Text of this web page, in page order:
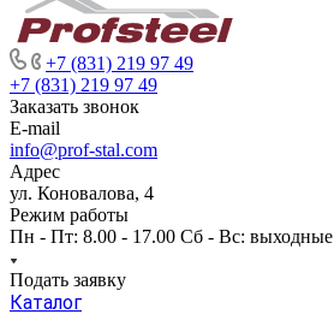
+7 (831) 219 97 49
+7 (831) 219 97 49
Заказать звонок
E-mail
info@prof-stal.com
Адрес
ул. Коновалова, 4
Режим работы
Пн - Пт: 8.00 - 17.00 Сб - Вс: выходные
Подать заявку
Каталог